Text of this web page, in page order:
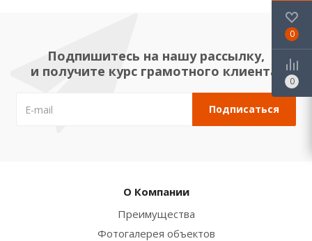
Подпишитесь на нашу рассылку,
и получите курс грамотного клиента!
О Компании
Преимущества
Фотогалерея объектов
0
0